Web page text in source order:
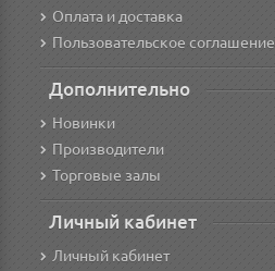
Оплата и доставка
Пользовательское соглашение
Дополнительно
Новинки
Производители
Торговые залы
Личный кабинет
Личный кабинет